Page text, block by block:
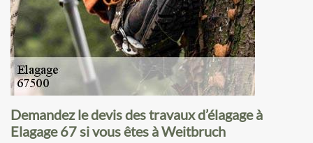
Demandez le devis des travaux d’élagage à
Elagage 67 si vous êtes à Weitbruch